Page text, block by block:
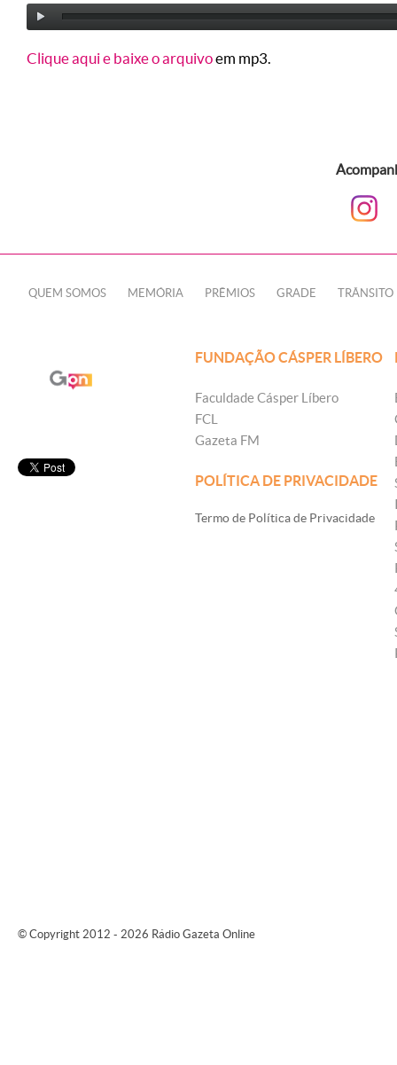
Clique aqui e baixe o arquivoem mp3.
QUEM SOMOS MEMÓRIA PRÊMIOS GRADE TRÂNSITO
FUNDAÇÃO CÁSPER LÍBERO
Faculdade Cásper Líbero
FCL
Gazeta FM
POLÍTICA DE PRIVACIDADE
Termo de Política de Privacidade
© Copyright 2012 - 2026 Rádio Gazeta Online